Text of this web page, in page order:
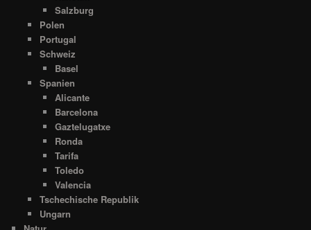
Salzburg
Polen
Portugal
Schweiz
Basel
Spanien
Alicante
Barcelona
Gaztelugatxe
Ronda
Tarifa
Toledo
Valencia
Tschechische Republik
Ungarn